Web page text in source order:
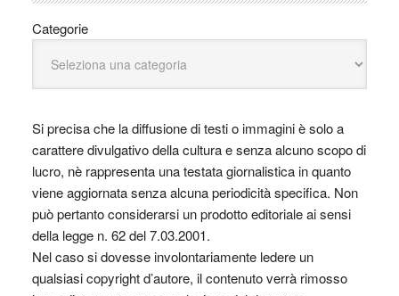
Categorie
Si precisa che la diffusione di testi o immagini è solo a
carattere divulgativo della cultura e senza alcuno scopo di
lucro, nè rappresenta una testata giornalistica in quanto
viene aggiornata senza alcuna periodicità specifica. Non
può pertanto considerarsi un prodotto editoriale ai sensi
della legge n. 62 del 7.03.2001.
Nel caso si dovesse involontariamente ledere un
qualsiasi copyright d’autore, il contenuto verrà rimosso